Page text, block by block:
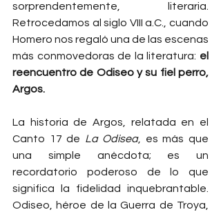
sorprendentemente, literaria.
Retrocedamos al siglo VIII a.C., cuando
Homero nos regaló una de las escenas
más conmovedoras de la literatura: el
reencuentro de Odiseo y su fiel perro,
Argos.
La historia de Argos, relatada en el
Canto 17 de La Odisea, es más que
una simple anécdota; es un
recordatorio poderoso de lo que
significa la fidelidad inquebrantable.
Odiseo, héroe de la Guerra de Troya,